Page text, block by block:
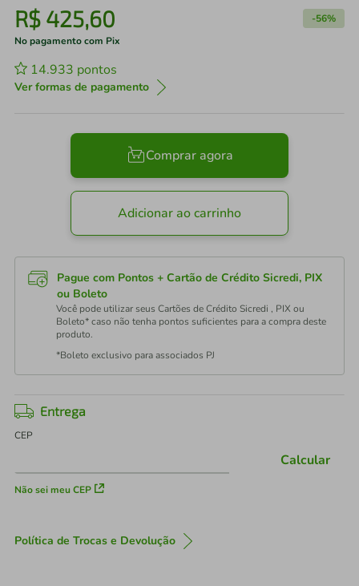
R$ 425,60 -56%
No pagamento com Pix
14.933 pontos
Ver formas de pagamento
Comprar agora
Adicionar ao carrinho
Pague com Pontos + Cartão de Crédito Sicredi, PIX
ou Boleto
Você pode utilizar seus Cartões de Crédito Sicredi , PIX ou
Boleto* caso não tenha pontos suficientes para a compra deste
produto.
*Boleto exclusivo para associados PJ
Entrega
CEP
Não sei meu CEP
Calcular
Política de Trocas e Devolução